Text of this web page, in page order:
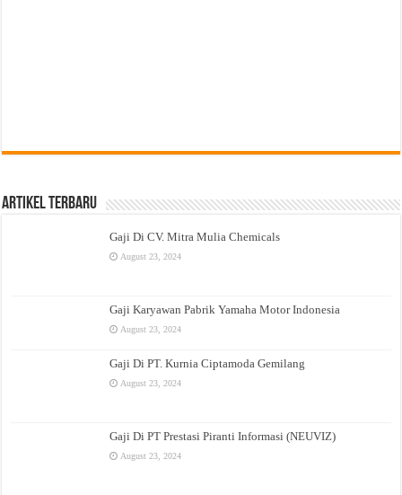
Artikel Terbaru
Gaji Di CV. Mitra Mulia Chemicals
August 23, 2024
Gaji Karyawan Pabrik Yamaha Motor Indonesia
August 23, 2024
Gaji Di PT. Kurnia Ciptamoda Gemilang
August 23, 2024
Gaji Di PT Prestasi Piranti Informasi (NEUVIZ)
August 23, 2024